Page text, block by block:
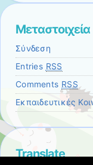
Μεταστοιχεία
Σύνδεση
Entries RSS
Comments RSS
Εκπαιδευτικές
Translate